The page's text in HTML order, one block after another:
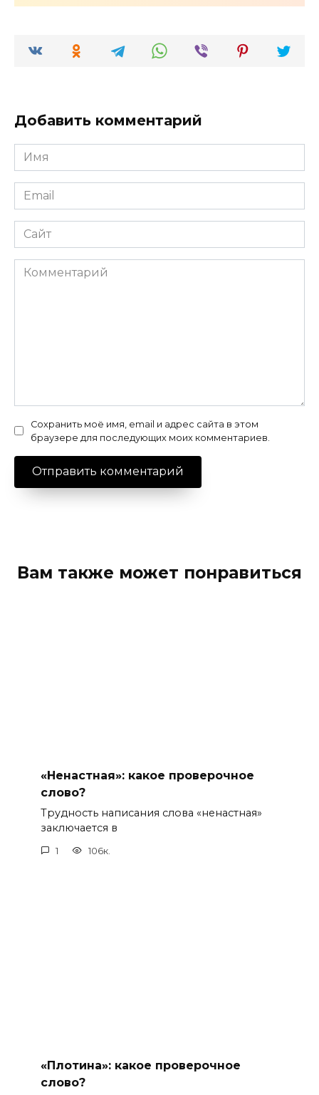
Добавить комментарий
Имя
*
Email
*
Сайт
Комментарий
Сохранить моё имя, email и адрес сайта в этом
браузере для последующих моих комментариев.
Вам также может понравиться
«Ненастная»: какое проверочное
слово?
Трудность написания слова «ненастная»
заключается в
1 106к.
«Плотина»: какое проверочное
слово?